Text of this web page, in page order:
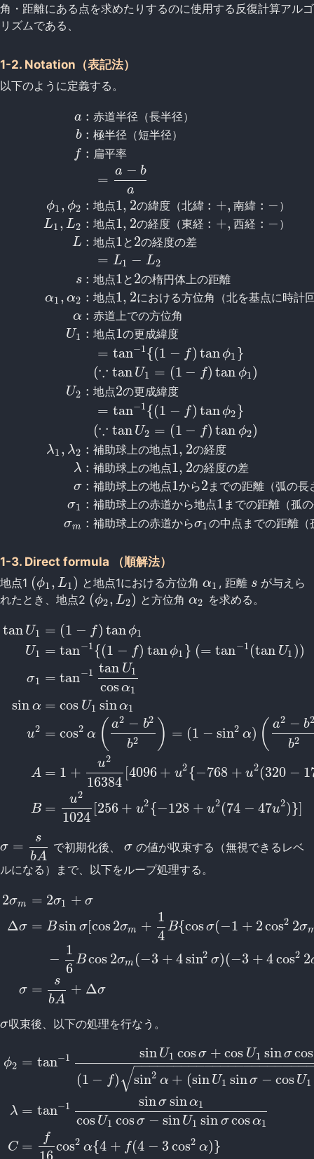
角・距離にある点を求めたりするのに使用する反復計算アルゴ
リズムである、
1-2. Notation（表記法）
以下のように定義する。
a
b
f
ϕ1 , ϕ2
L1 , L2
L
s
α1 , α2
α
U1
U2
λ1 , λ2
λ
σ
σ1
σm
:
:
:
:
:
:
:
:
:
:
:
:
:
:
:
:
赤道半径 （長半径）
極半径 （短半径）
扁平率
=
a − b
a
地点1, 2の緯度（北緯 : +, 南緯 : − ）
地点1, 2の経度（東経 : +, 西経 : − ）
地点1と 2の経度の差
= L1 − L2
地点1 と 2の楕円体 上の距離
地点1, 2における方位角 （北を基点に時計
赤道 上での方位角
地点1の更成緯度
= tan−1{(1 − f) tan ϕ1 }
(∵ tan U1 = (1 − f) tan ϕ1)
地点2の更成緯度
= tan−1{(1 − f) tan ϕ2}
(∵ tan U2 = (1 − f) tan ϕ2)
補助球 上の地点1, 2の経度
補助球 上の地点1, 2の経度の差
補助球 上の地点1から2 ま での距離 （弧の長
補助球 上の赤道から地点1 ま での距離 （孤の
補助球 上の赤道からσ1の中 点 ま での距離（
道半 径（長半 径）b:極半
1-3. Direct formula （順解法）
地点1 (ϕ1 , L1)
( ϕ1, L 1) と地点1における方位角α1
α1 , 距離 s
s が与えら
れたとき、地点2 (ϕ2, L2)
( ϕ2,L2) と方位角α2
α2 を求める。
tan U1
U1
σ1
sin α
u2
A
B
=
=
=
=
=
=
=
(1 − f) tan ϕ1
tan−1{(1 − f) tan ϕ1 } (= tan−1 (tan U1 ))
tan−1 tan U1
cosα1
cos U1 sin α1
cos2 α ( a2 − b2
b2 ) = (1 − sin2 α) ( a2 − b2
b2
1 +
u2
16384
[4096 + u2{−768 + u2 (320 −
u2
1024
[256 + u2{−128 + u2 (74 − 47u2)}]
=( tanϕ 1=tan− {(1 − tan tan U1 )σ 1=
σ =
s
bA
σ=sb A で初期化後、 σ
σの値が収束する（無視できるレベ
ルになる）まで、以下をループ処理する。
2σm
Δσ
σ
=
=
=
2σ1 + σ
Bsin σ[cos2σm +
1
4
B{cosσ(−1 + 2cos2 2σ
−
1
6
Bcos 2σm (−3 + 4sin2 σ)(−3 + 4cos2 2
s
bA
+ Δσ
Δ cos m
σ
σ収束後、以下の処理を行なう。
ϕ2
λ
C
=
=
=
tan−1 sin U1 cosσ + cos U1 sinσcos
(1 − f) sin2 α + (sin U1 sinσ − cos U1
−−−−−−−−−−−−−−−−−−−−−−
√
tan−1 sinσ sinα1
cos U1 cosσ − sin U1 sin σcosα1
f
cos2 α{4 + f(4 − 3 cos2 α)}
2= −1 sinU1 cos σ cosU1 σcosα1 (1 −f